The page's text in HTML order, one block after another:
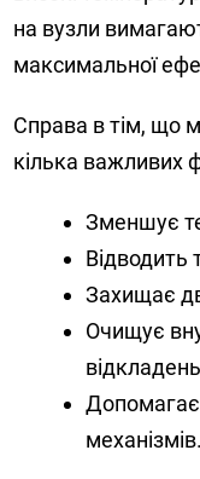
на вузли
максимальної
Справа в тім, що
кілька важливих
Зменшує
Відводить
Захищає
Очищує
механізмів.